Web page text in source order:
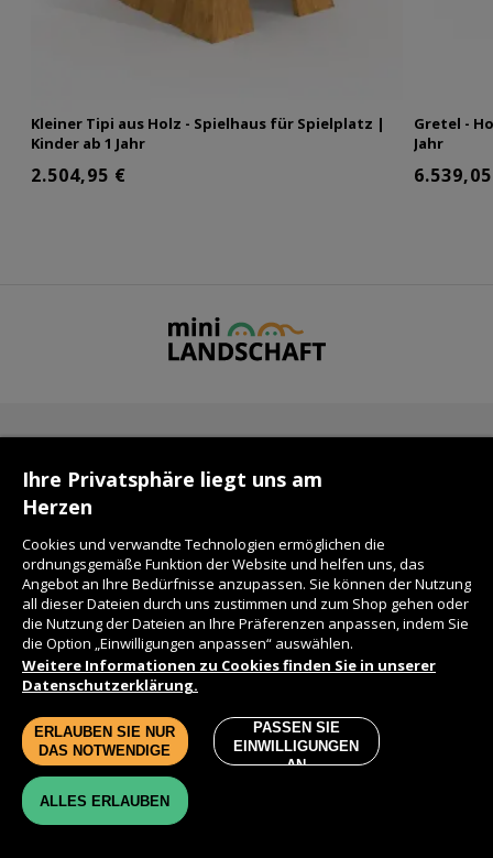
Kleiner Tipi aus Holz - Spielhaus für Spielplatz |
Kinder ab 1 Jahr
2.504,95 €
Gretel -
Jahr
KONTAKT
LIEFERZEIT
DATENSCHUTZ
LIEFERKOSTEN
Ihre Privatsphäre liegt uns am
Herzen
Cookies und verwandte Technologien ermöglichen die
ordnungsgemäße Funktion der Website und helfen uns, das
Angebot an Ihre Bedürfnisse anzupassen. Sie können der Nutzung
all dieser Dateien durch uns zustimmen und zum Shop gehen oder
die Nutzung der Dateien an Ihre Präferenzen anpassen, indem Sie
die Option „Einwilligungen anpassen“ auswählen.
Weitere Informationen zu Cookies finden Sie in unserer
Datenschutzerklärung.
ERLAUBEN SIE NUR
DAS NOTWENDIGE
PASSEN SIE
EINWILLIGUNGEN
AN
ALLES ERLAUBEN